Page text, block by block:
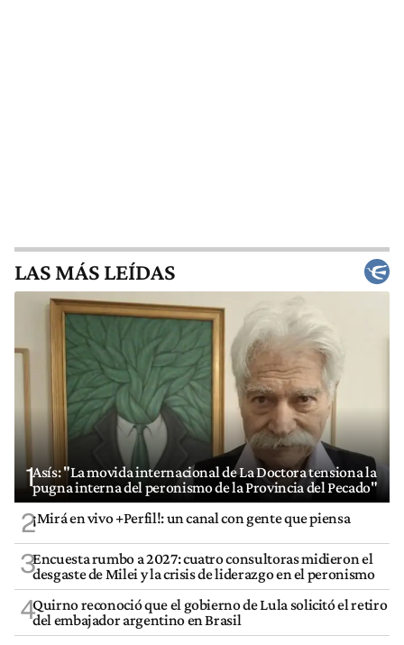
LAS MÁS LEÍDAS
1Asís: "La movida internacional de La Doctora tensiona la
pugna interna del peronismo de la Provincia del Pecado"
2¡Mirá en vivo +Perfil!: un canal con gente que piensa
3Encuesta rumbo a 2027: cuatro consultoras midieron el
desgaste de Milei y la crisis de liderazgo en el peronismo
4Quirno reconoció que el gobierno de Lula solicitó el retiro
del embajador argentino en Brasil